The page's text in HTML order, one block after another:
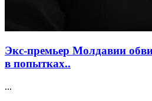
Экс-премьер Молдавии
в попытках..
...